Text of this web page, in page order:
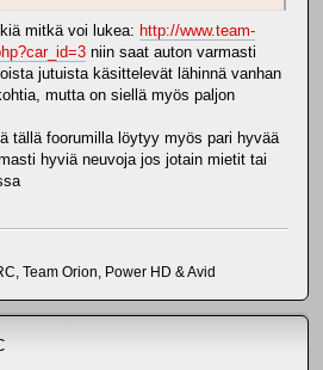
mitkä voi lukea: http://www.team-
niin saat auton varmasti
jutuista käsittelevät lähinnä vanhan
mutta on siellä myös paljon
tällä foorumilla löytyy myös pari hyvää
hyviä neuvoja jos jotain mietit tai
Team Orion, Power HD & Avid